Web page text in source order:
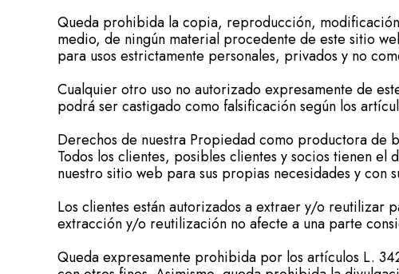
Queda prohibida la copia, reproducción,
medio, de ningún material procedente de este sitio
para usos estrictamente personales, privados y no
Cualquier otro uso no autorizado expresamente de
podrá ser castigado como falsificación según los
Derechos de nuestra Propiedad como productora de
Todos los clientes, posibles clientes y socios tienen
nuestro sitio web para sus propias necesidades y con
Los clientes están autorizados a extraer y/o reutilizar
extracción y/o reutilización no afecte a una parte
Queda expresamente prohibida por los artículos L.